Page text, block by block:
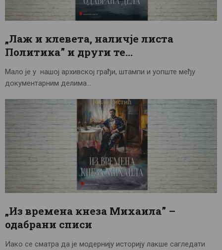
ЦЕНОВНИК
ПИСМО
„Лаж и клевета, наличје листа
Политика” и други те…
Мало је у нашој архивској грађи, штампи и уопште међу
документарним делима…
„Из времена кнеза Михаила” –
одабрани списи
Иако се сматра да је модернију историју лакше сагледати